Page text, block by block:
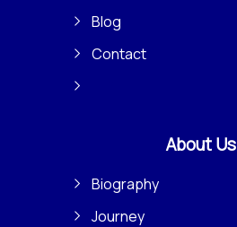
Blog
Contact
About Us
Biography
Journey